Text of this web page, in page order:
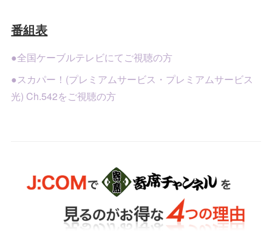
番組表
●全国ケーブルテレビにてご視聴の方
●スカパー！(プレミアムサービス・プレミアムサービス
光) Ch.542をご視聴の方